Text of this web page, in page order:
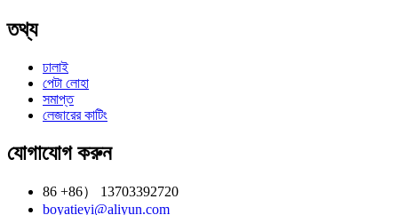
তথ্য
ঢালাই
পেটা লোহা
সমাপ্ত
লেজারের কাটিং
যোগাযোগ করুন
86 +86） 13703392720
boyatieyi@aliyun.com